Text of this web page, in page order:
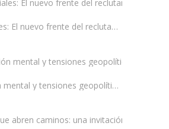
Redes sociales: El nuevo frente del reclutamiento en Colombia
Manipulación mental y tensiones geopolíticas: El juego de poder en América Latina